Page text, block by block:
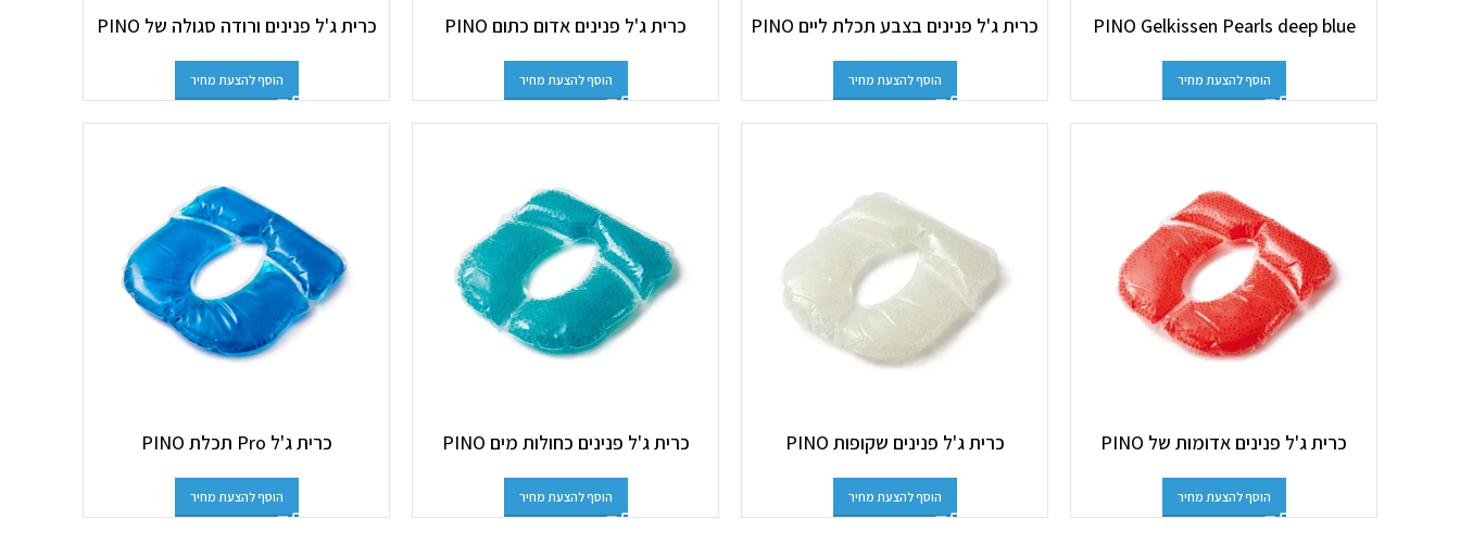
PINO Gelkissen Pearls deep blue
הוסף להצעת מחיר
כרית ג'ל פנינים בצבע תכלת ליים PINO
הוסף להצעת מחיר
כרית ג'ל פנינים אדום כתום PINO
הוסף להצעת מחיר
כרית ג'ל פנינים ורודה סגולה של PINO
הוסף להצעת מחיר
כרית ג'ל פנינים אדומות של PINO
הוסף להצעת מחיר
כרית ג'ל פנינים שקופות PINO
הוסף להצעת מחיר
כרית ג'ל פנינים כחולות מים PINO
הוסף להצעת מחיר
כרית ג'ל Pro תכלת PINO
הוסף להצעת מחיר